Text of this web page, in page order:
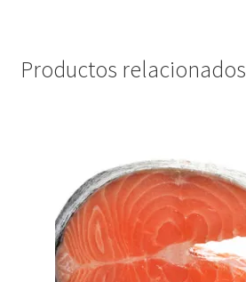
Productos relacionados